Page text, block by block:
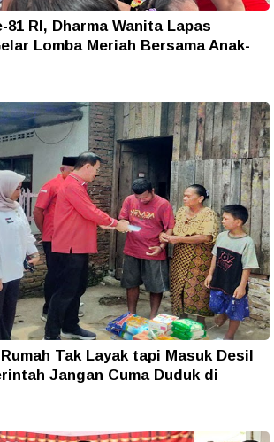
81 RI, Dharma Wanita Lapas
Lomba Meriah Bersama Anak-
Tak Layak tapi Masuk Desil
Jangan Cuma Duduk di